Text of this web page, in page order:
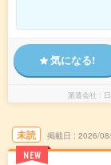
気になる!
派遣会社
未読
NEW
掲載日 2026/